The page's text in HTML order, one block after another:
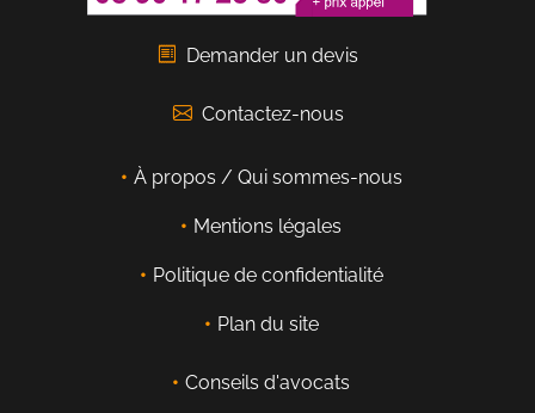
Demander un devis
Contactez-nous
À propos / Qui sommes-nous
Mentions légales
Politique de confidentialité
Plan du site
Conseils d'avocats